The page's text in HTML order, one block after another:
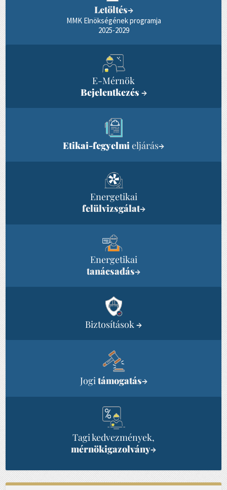
Letöltés→
MMK Elnökségének programja
2025-2029
E-Mérnök
Bejelentkezés →
Etikai-fegyelmieljárás→
Energetikai
felülvizsgálat→
Energetikai
tanácsadás→
Biztosítások→
Jogitámogatás→
Tagi kedvezmények,
mérnökigazolvány→